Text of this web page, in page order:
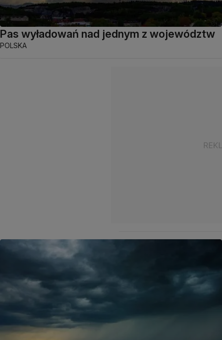
Pas wyładowań nad jednym z województw
POLSKA